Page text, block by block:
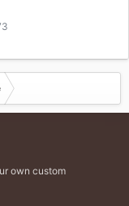
own custom